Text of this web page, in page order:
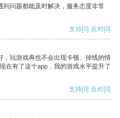
到问题都能及时解决，服务态度非常
支持[0] 反对[0]
，玩游戏再也不会出现卡顿、掉线的情
在有了这个app，我的游戏水平提升了
支持[0] 反对[0]